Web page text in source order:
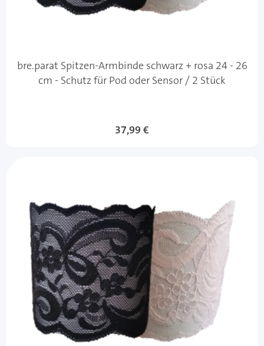
bre.parat Spitzen-Armbinde schwarz + rosa 24 - 26
cm - Schutz für Pod oder Sensor / 2 Stück
37,99 €